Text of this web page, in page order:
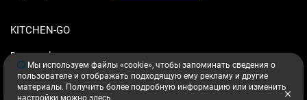
KITCHEN-GO
Ваш комфорт - дело техники.
Мы используем файлы «cookie», чтобы запоминать сведения о
пользователе и отображать подходящую ему рекламу и другие
материалы. Получить более подробную информацию или изменить
настройки можно здесь.